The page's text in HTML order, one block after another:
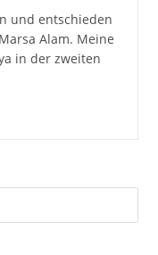
und entschieden
Alam. Meine
in der zweiten